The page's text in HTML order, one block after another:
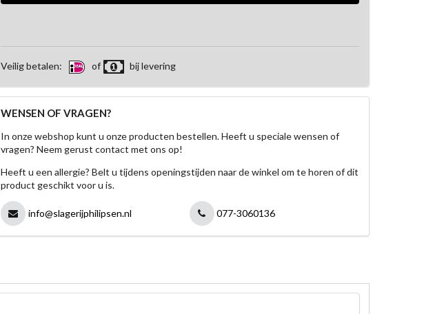
Veilig betalen: of bij levering
WENSEN OF VRAGEN?
In onze webshop kunt u onze producten bestellen. Heeft u speciale wensen of
vragen? Neem gerust contact met ons op!
Heeft u een allergie? Belt u tijdens openingstijden naar de winkel om te horen of dit
product geschikt voor u is.
info@slagerijphilipsen.nl 077-3060136